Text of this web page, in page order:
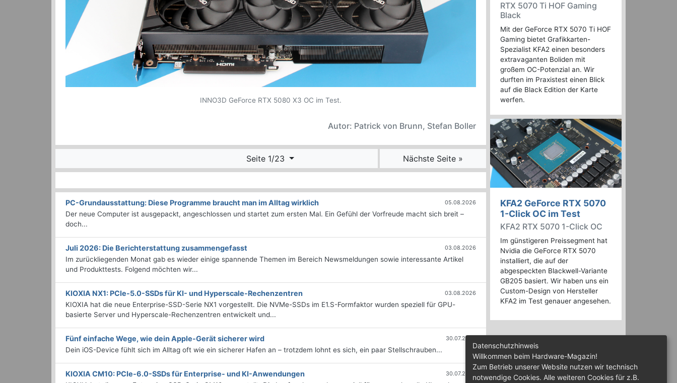
INNO3D GeForce RTX 5080 X3 OC im Test.
Autor: Patrick von Brunn, Stefan Boller
Seite 1/23 Nächste Seite »
PC-Grundausstattung: Diese Programme braucht man im Alltag wirklich 05.08.2026
Der neue Computer ist ausgepackt, angeschlossen und startet zum ersten Mal. Ein Gefühl der Vorfreude macht sich breit –
doch...
Juli 2026: Die Bericht­erstattung zusammengefasst 03.08.2026
Im zurückliegenden Monat gab es wieder einige spannende Themen im Bereich Newsmeldungen sowie interessante Artikel
und Produkttests. Folgend möchten wir...
KIOXIA NX1: PCIe-5.0-SSDs für KI- und Hyperscale-Rechenzentren 03.08.2026
KIOXIA hat die neue Enterprise-SSD-Serie NX1 vorgestellt. Die NVMe-SSDs im E1.S-Formfaktor wurden speziell für GPU-
basierte Server und Hyperscale-Rechenzentren entwickelt und...
Fünf einfache Wege, wie dein Apple-Gerät sicherer wird 30.07.2026
Dein iOS-Device fühlt sich im Alltag oft wie ein sicherer Hafen an – trotzdem lohnt es sich, ein paar Stellschrauben...
KIOXIA CM10: PCIe-6.0-SSDs für Enterprise- und KI-Anwendungen 30.07.2026
RTX 5070 Ti HOF Gaming
Black
Mit der GeForce RTX 5070 Ti HOF
Gaming bietet Grafikkarten-
Spezialist KFA2 einen besonders
extravaganten Boliden mit
großem OC-Potenzial an. Wir
durften im Praxistest einen Blick
auf die Black Edition der Karte
werfen.
KFA2 GeForce RTX 5070
1-Click OC im Test
KFA2 RTX 5070 1-Click OC
Im günstigeren Preissegment hat
Nvidia die GeForce RTX 5070
installiert, die auf der
abgespeckten Blackwell-Variante
GB205 basiert. Wir haben uns ein
Custom-Design von Hersteller
KFA2 im Test genauer angesehen.
Datenschutzhinweis
Willkommen beim Hardware-Magazin!
Zum Betrieb unserer Website nutzen wir technisch
notwendige Cookies. Alle weiteren Cookies für z.B.